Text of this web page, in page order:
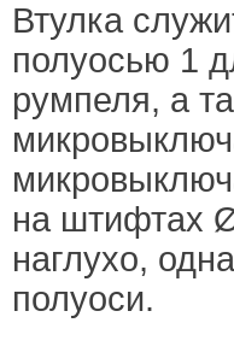
Втулка
полуосью 1
румпеля, а
на штифтах
наглухо,
полуоси.